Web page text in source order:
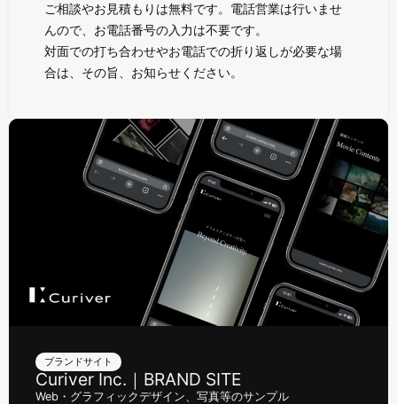
ご相談やお見積もりは無料です。電話営業は行いませ
んので、お電話番号の入力は不要です。
対面での打ち合わせやお電話での折り返しが必要な場
合は、その旨、お知らせください。
ブランドサイト
Curiver Inc.｜BRAND SITE
Web・グラフィックデザイン、写真等のサンプル